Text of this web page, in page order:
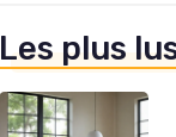
Les plus